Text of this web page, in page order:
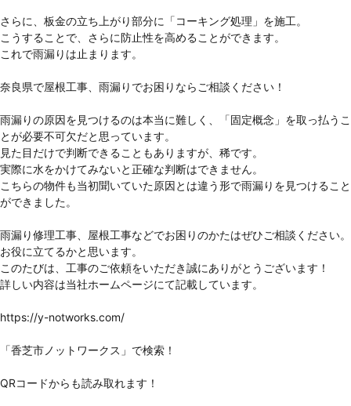
さらに、板金の立ち上がり部分に「コーキング処理」を施工。
こうすることで、さらに防止性を高めることができます。
これで雨漏りは止まります。
奈良県で屋根工事、雨漏りでお困りならご相談ください！
雨漏りの原因を見つけるのは本当に難しく、「固定概念」を取っ払うこ
とが必要不可欠だと思っています。
見た目だけで判断できることもありますが、稀です。
実際に水をかけてみないと正確な判断はできません。
こちらの物件も当初聞いていた原因とは違う形で雨漏りを見つけること
ができました。
雨漏り修理工事、屋根工事などでお困りのかたはぜひご相談ください。
お役に立てるかと思います。
このたびは、工事のご依頼をいただき誠にありがとうございます！
詳しい内容は当社ホームページにて記載しています。
https://y-notworks.com/
「香芝市ノットワークス」で検索！
QRコードからも読み取れます！